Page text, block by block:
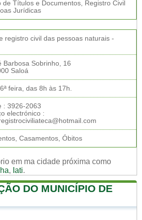
de Títulos e Documentos, Registro Civil
Jurídicas
registro civil das pessoas naturais -
Barbosa Sobrinho, 16
Saloá
feira, das 8h às 17h.
: 3926-2063
electrónico :
Casamentos, Óbitos
em ma cidade próxima como
, Iati.
DO MUNICÍPIO DE